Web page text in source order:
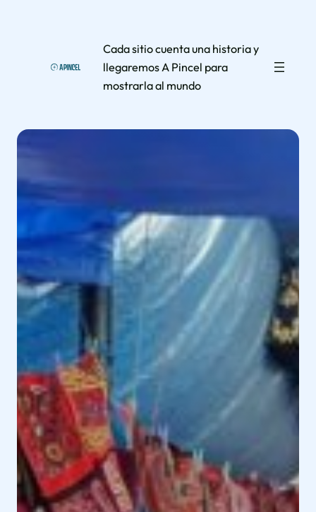
Cada sitio cuenta una historia y
llegaremos A Pincel para
mostrarla al mundo